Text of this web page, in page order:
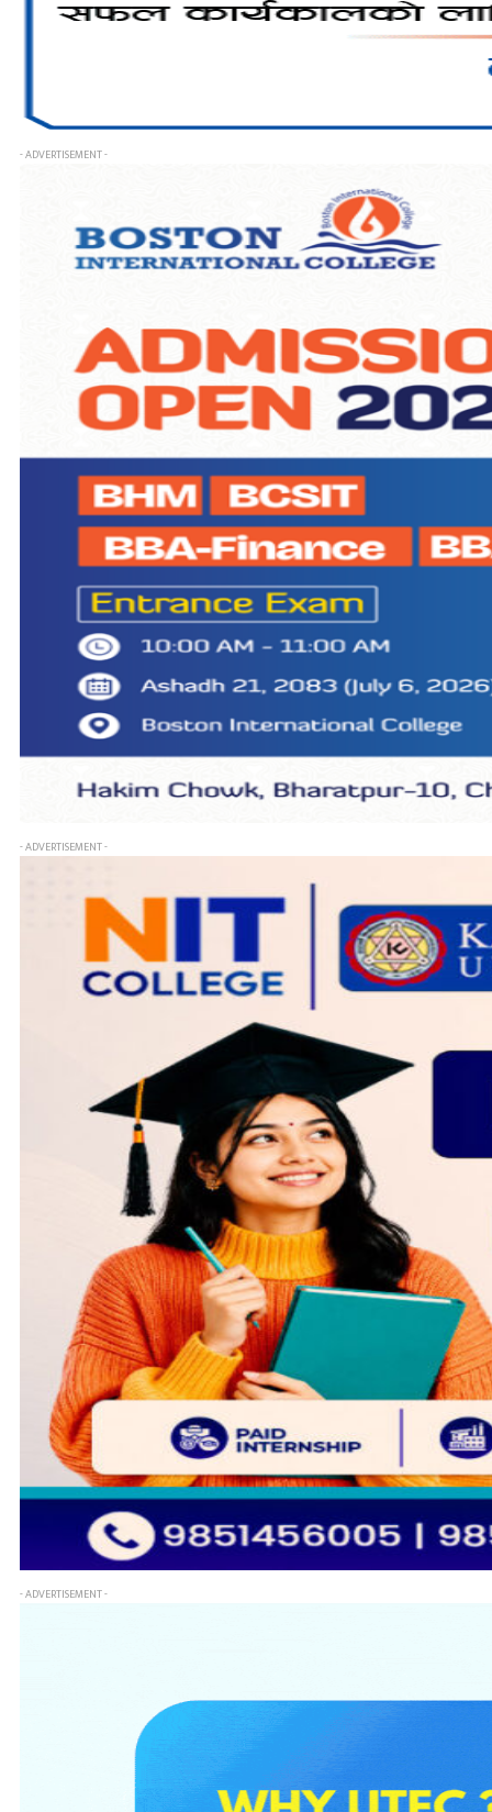
- ADVERTISEMENT -
- ADVERTISEMENT -
- ADVERTISEMENT -